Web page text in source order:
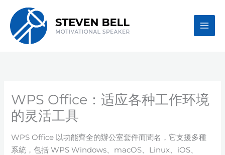
content
WPS Office：适应各种工作环境
的灵活工具
WPS Office 以功能齊全的辦公室套件而聞名，它支援多種
系統，包括 WPS Windows、macOS、Linux、iOS、